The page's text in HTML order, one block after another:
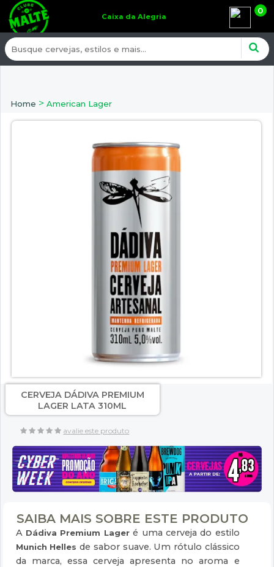
Caixa da Alegria
0
Home > American Lager
CERVEJA DÁDIVA PREMIUM
LAGER LATA 310ML
avalie este produto
SAIBA MAIS SOBRE ESTE PRODUTO
A Dádiva Premium Lageré uma cerveja do estilo
Munich Helles de sabor suave. Um rótulo clássico
da marca, essa cerveja apresenta no aroma e